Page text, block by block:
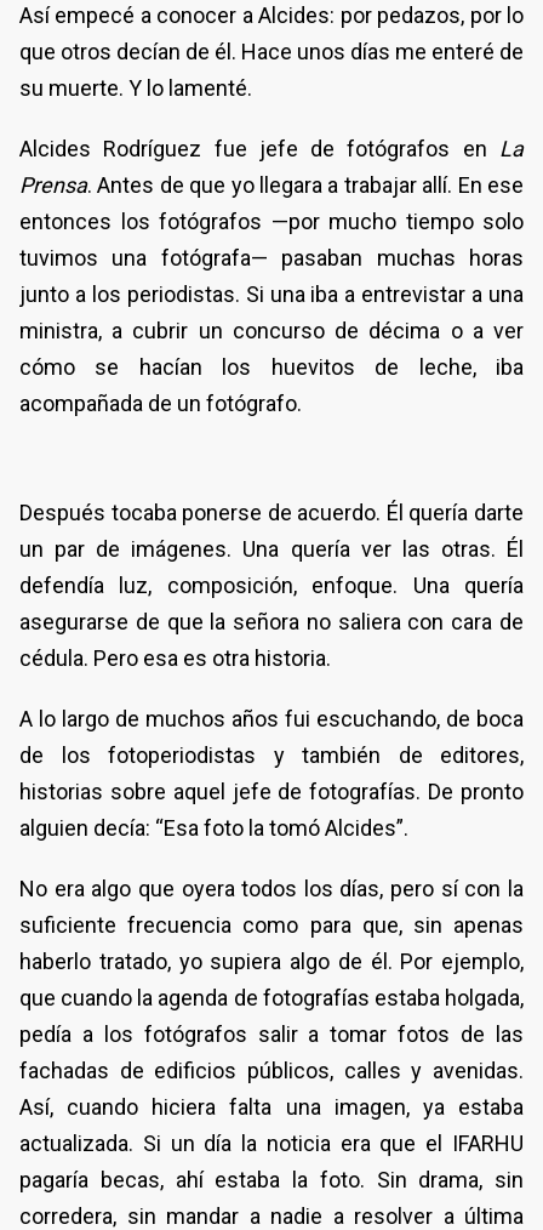
Así empecé a conocer a Alcides: por pedazos, por lo
que otros decían de él. Hace unos días me enteré de
su muerte. Y lo lamenté.
Alcides Rodríguez fue jefe de fotógrafos en La
Prensa. Antes de que yo llegara a trabajar allí. En ese
entonces los fotógrafos —por mucho tiempo solo
tuvimos una fotógrafa— pasaban muchas horas
junto a los periodistas. Si una iba a entrevistar a una
ministra, a cubrir un concurso de décima o a ver
cómo se hacían los huevitos de leche, iba
acompañada de un fotógrafo.
Después tocaba ponerse de acuerdo. Él quería darte
un par de imágenes. Una quería ver las otras. Él
defendía luz, composición, enfoque. Una quería
asegurarse de que la señora no saliera con cara de
cédula. Pero esa es otra historia.
A lo largo de muchos años fui escuchando, de boca
de los fotoperiodistas y también de editores,
historias sobre aquel jefe de fotografías. De pronto
alguien decía: “Esa foto la tomó Alcides”.
No era algo que oyera todos los días, pero sí con la
suficiente frecuencia como para que, sin apenas
haberlo tratado, yo supiera algo de él. Por ejemplo,
que cuando la agenda de fotografías estaba holgada,
pedía a los fotógrafos salir a tomar fotos de las
fachadas de edificios públicos, calles y avenidas.
Así, cuando hiciera falta una imagen, ya estaba
actualizada. Si un día la noticia era que el IFARHU
pagaría becas, ahí estaba la foto. Sin drama, sin
corredera, sin mandar a nadie a resolver a última